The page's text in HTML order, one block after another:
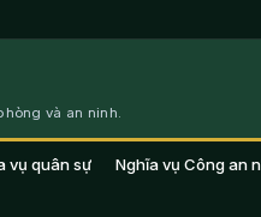
và an ninh.
vụ quân sự Nghĩa vụ Công an